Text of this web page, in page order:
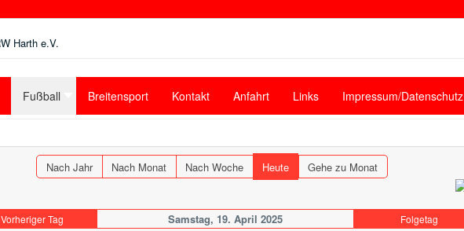
Fußball Breitensport Kontakt Anfahrt Links Impressum/Datenschutz
Nach Jahr Nach Monat Nach Woche Heute Gehe zu Monat
Vorheriger Tag Samstag, 19. April 2025 Folgetag